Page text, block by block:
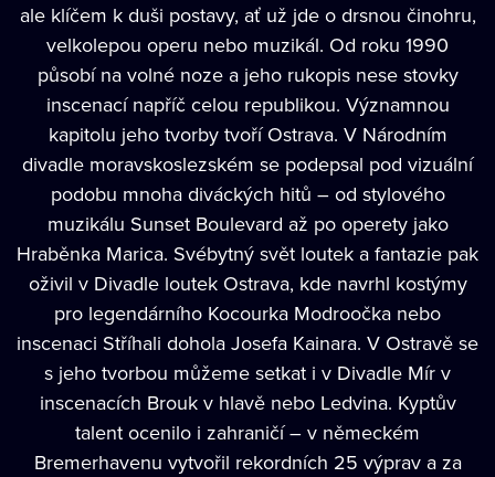
ale klíčem k duši postavy, ať už jde o drsnou činohru,
velkolepou operu nebo muzikál. Od roku 1990
působí na volné noze a jeho rukopis nese stovky
inscenací napříč celou republikou. Významnou
kapitolu jeho tvorby tvoří Ostrava. V Národním
divadle moravskoslezském se podepsal pod vizuální
podobu mnoha diváckých hitů – od stylového
muzikálu Sunset Boulevard až po operety jako
Hraběnka Marica. Svébytný svět loutek a fantazie pak
oživil v Divadle loutek Ostrava, kde navrhl kostýmy
pro legendárního Kocourka Modroočka nebo
inscenaci Stříhali dohola Josefa Kainara. V Ostravě se
s jeho tvorbou můžeme setkat i v Divadle Mír v
inscenacích Brouk v hlavě nebo Ledvina. Kyptův
talent ocenilo i zahraničí – v německém
Bremerhavenu vytvořil rekordních 25 výprav a za